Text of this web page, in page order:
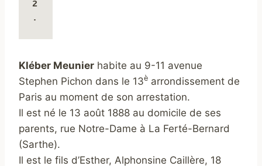
2
.
Kléber Meunier habite au 9-11 avenue
Stephen Pichon dans le 13è arrondissement de
Paris au moment de son arrestation.
Il est né le 13 août 1888 au domicile de ses
parents, rue Notre-Dame à La Ferté-Bernard
(Sarthe).
Il est le fils d’Esther, Alphonsine Caillère, 18